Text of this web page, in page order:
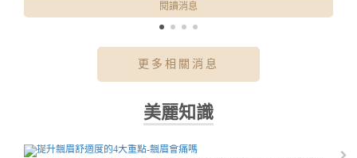
閱讀消息
更多相關消息
美麗知識